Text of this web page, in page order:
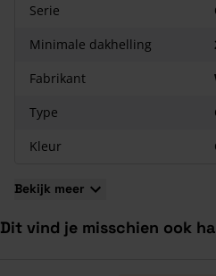
Serie
Minimale dakhelling
Fabrikant
Type
Kleur
Bekijk meer
Dit vind je misschien ook